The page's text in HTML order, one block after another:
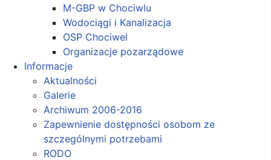
M-GBP w Chociwlu
Wodociągi i Kanalizacja
OSP Chociwel
Organizacje pozarządowe
Informacje
Aktualności
Galerie
Archiwum 2006-2016
Zapewnienie dostępności osobom ze
szczególnymi potrzebami
RODO